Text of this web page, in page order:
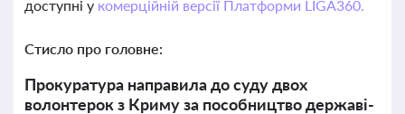
доступні у комерційній версії Платформи LIGA360.
Стисло про головне:
Прокуратура направила до суду двох
волонтерок з Криму за пособництво державі-